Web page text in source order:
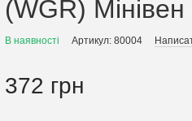
(WGR)
В наявності Артикул: 80004
372 грн